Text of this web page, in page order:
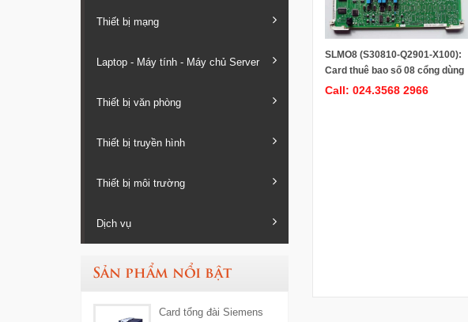
Thiết bị mạng
Laptop - Máy tính - Máy chủ Server
Thiết bị văn phòng
Thiết bị truyền hình
Thiết bị môi trường
Dịch vụ
Sản phẩm nổi bật
Card tổng đài Siemens
SLMO8 (S30810-Q2901-X100):
Card thuê bao số 08 cổng dùng
cho tổng đài Siemens HiPath
Call: 024.3568 2966